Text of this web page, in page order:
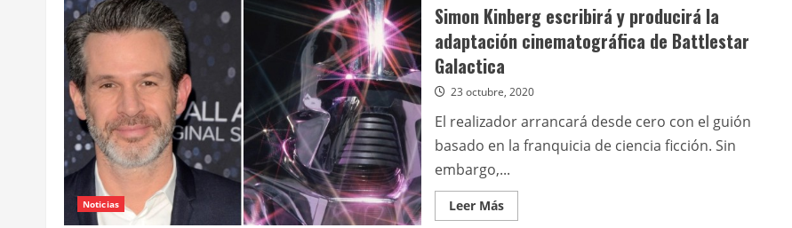
Duhamel
y
Scott
Derrickson
Noticias
Simon Kinberg escribirá y producirá la
adaptación cinematográfica de Battlestar
Galactica
23 octubre, 2020
El realizador arrancará desde cero con el guión
basado en la franquicia de ciencia ficción. Sin
embargo,...
Leer MásLeer
más